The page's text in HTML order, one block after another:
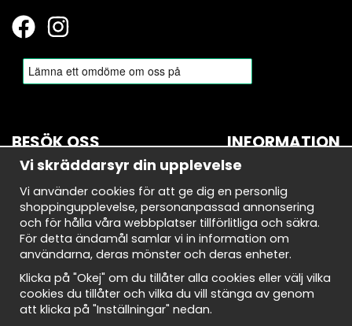
BESÖK OSS
Bryggerivägen 10
168 67 Bromma
Öppettider:
Måndag-torsdag: 10-18
Fredag: 10-18
Lördag: 10-18
Söndag: 10-18
INFORMATION
Nyhetsbrev
Avtalskund
Demodagar
Integritetspolicy
Om cookies
Cookie Inställningar
Köpvillkor
Vi skräddarsyr din upplevelse
Vi använder cookies för att ge dig en personlig
shoppingupplevelse, personanpassad annonsering
och för hålla våra webbplatser tillförlitliga och säkra.
För detta ändamål samlar vi in information om
användarna, deras mönster och deras enheter.
Klicka på "Okej" om du tillåter alla cookies eller välj vilka
cookies du tillåter och vilka du vill stänga av genom
att klicka på "Inställningar" nedan.